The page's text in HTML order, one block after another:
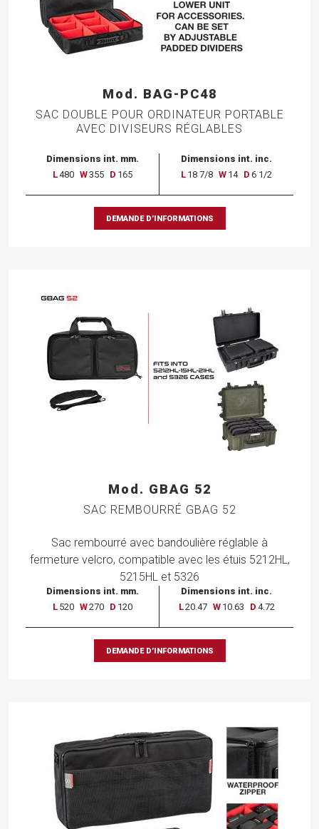
Mod. BAG-PC48
SAC DOUBLE POUR ORDINATEUR PORTABLE
AVEC DIVISEURS RÉGLABLES
Dimensions int. mm.
L480 W355 D 165
Dimensions int. inc.
L 18 7/8 W 14 D 6 1/2
DEMANDE D’INFORMATIONS
Mod. GBAG 52
SAC REMBOURRÉ GBAG 52
Sac rembourré avec bandoulière réglable à
fermeture velcro, compatible avec les étuis 5212HL,
5215HL et 5326
Dimensions int. mm.
L 520 W270 D 120
Dimensions int. inc.
L20.47 W 10.63 D 4.72
DEMANDE D’INFORMATIONS